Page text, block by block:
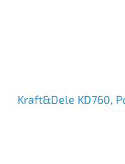
Kraft&Dele KD760,